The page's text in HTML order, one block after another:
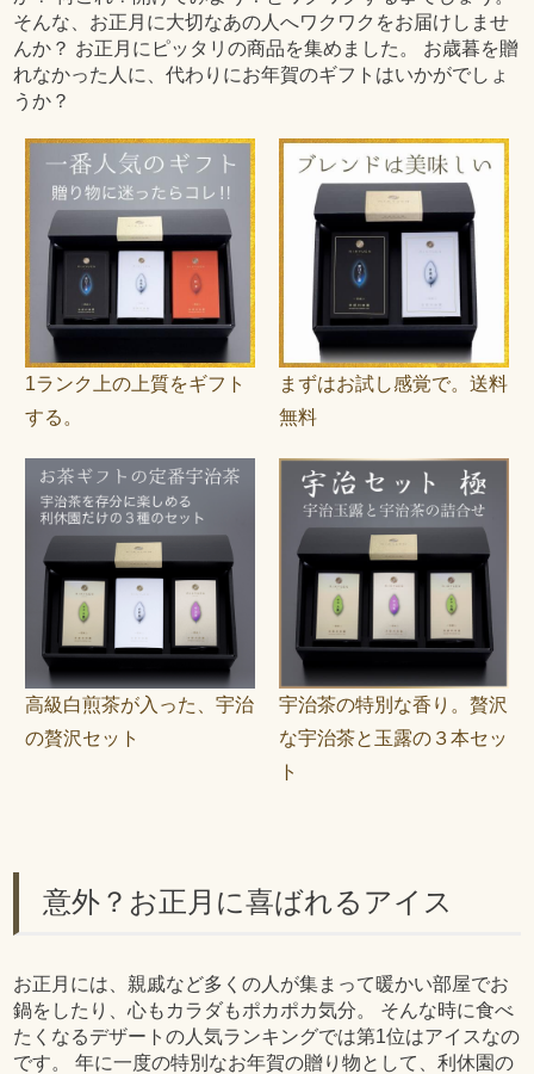
そんな、お正月に大切なあの人へワクワクをお届けしませ
んか？ お正月にピッタリの商品を集めました。 お歳暮を贈
れなかった人に、代わりにお年賀のギフトはいかがでしょ
うか？
1ランク上の上質をギフト
する。
まずはお試し感覚で。送料
無料
高級白煎茶が入った、宇治
の贅沢セット
宇治茶の特別な香り。贅沢
な宇治茶と玉露の３本セッ
ト
意外？お正月に喜ばれるアイス
お正月には、親戚など多くの人が集まって暖かい部屋でお
鍋をしたり、心もカラダもポカポカ気分。 そんな時に食べ
たくなるデザートの人気ランキングでは第1位はアイスなの
です。 年に一度の特別なお年賀の贈り物として、利休園の